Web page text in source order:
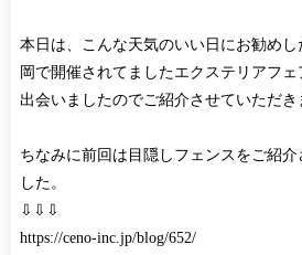
本日は、こんな天気のいい日にお勧め
岡で開催されてましたエクステリアフェ
出会いましたのでご紹介させていただき
ちなみに前回は目隠しフェンスをご紹介
した。
⇩⇩⇩
https://ceno-inc.jp/blog/652/